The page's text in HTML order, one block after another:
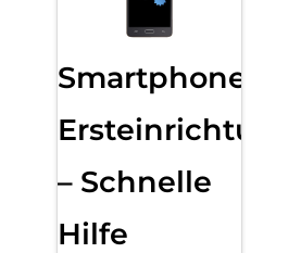
Smartphone
Ersteinrichtung
– Schnelle
Hilfe